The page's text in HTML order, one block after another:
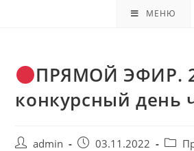
МЕНЮ
ПРЯМОЙ ЭФИР.
конкурсный день
admin 03.11.2022